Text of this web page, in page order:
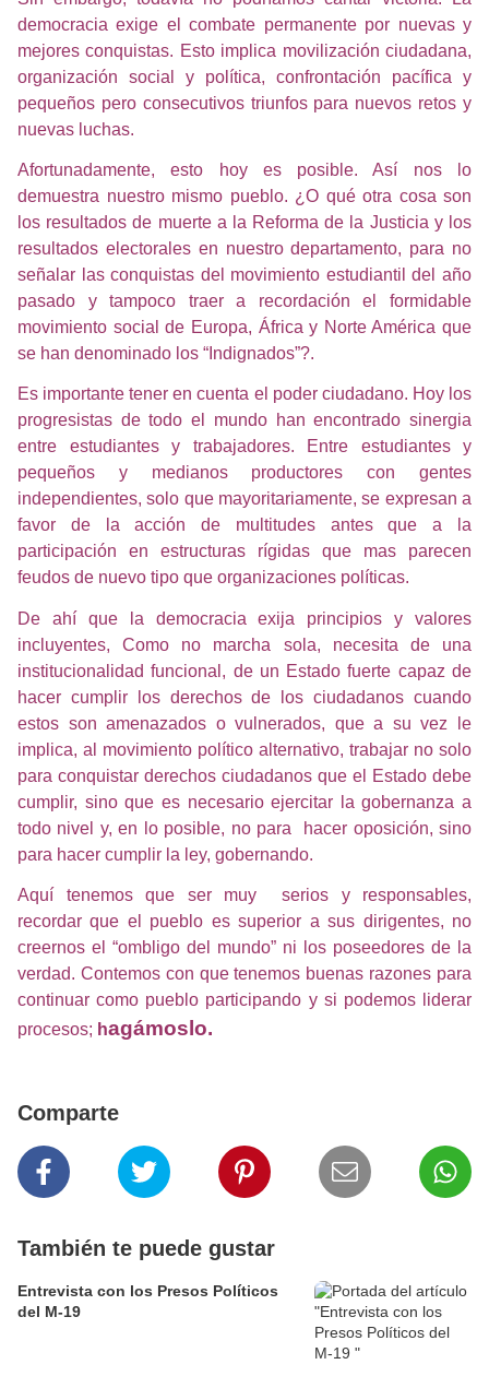
democracia exige el combate permanente por nuevas y
mejores conquistas. Esto implica movilización ciudadana,
organización social y política, confrontación pacífica y
pequeños pero consecutivos triunfos para nuevos retos y
nuevas luchas.
Afortunadamente, esto hoy es posible. Así nos lo
demuestra nuestro mismo pueblo. ¿O qué otra cosa son
los resultados de muerte a la Reforma de la Justicia y los
resultados electorales en nuestro departamento, para no
señalar las conquistas del movimiento estudiantil del año
pasado y tampoco traer a recordación el formidable
movimiento social de Europa, África y Norte América que
se han denominado los “Indignados”?.
Es importante tener en cuenta el poder ciudadano. Hoy los
progresistas de todo el mundo han encontrado sinergia
entre estudiantes y trabajadores. Entre estudiantes y
pequeños y medianos productores con gentes
independientes, solo que mayoritariamente, se expresan a
favor de la acción de multitudes antes que a la
participación en estructuras rígidas que mas parecen
feudos de nuevo tipo que organizaciones políticas.
De ahí que la democracia exija principios y valores
incluyentes, Como no marcha sola, necesita de una
institucionalidad funcional, de un Estado fuerte capaz de
hacer cumplir los derechos de los ciudadanos cuando
estos son amenazados o vulnerados, que a su vez le
implica, al movimiento político alternativo, trabajar no solo
para conquistar derechos ciudadanos que el Estado debe
cumplir, sino que es necesario ejercitar la gobernanza a
todo nivel y, en lo posible, no para
hacer oposición, sino
para hacer cumplir la ley, gobernando.
Aquí tenemos que ser muy
serios y responsables,
recordar que el pueblo es superior a sus dirigentes, no
creernos el “ombligo del mundo” ni los poseedores de la
verdad. Contemos con que tenemos buenas razones para
continuar como pueblo participando y si podemos liderar
procesos; hagámoslo.
Comparte
También te puede gustar
Entrevista con los Presos Políticos
del M-19